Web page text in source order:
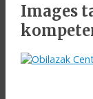
Images